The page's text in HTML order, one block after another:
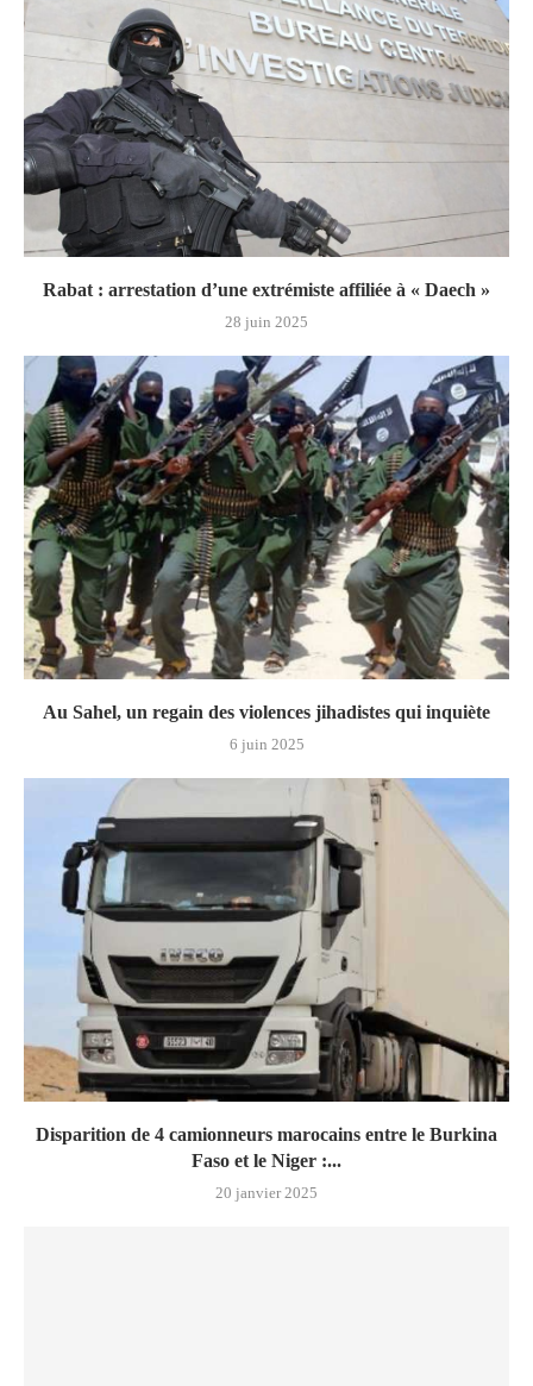
Rabat : arrestation d’une extrémiste affiliée à « Daech »
28 juin 2025
Au Sahel, un regain des violences jihadistes qui inquiète
6 juin 2025
Disparition de 4 camionneurs marocains entre le Burkina
Faso et le Niger :...
20 janvier 2025